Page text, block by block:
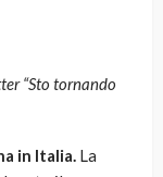
“Sto tornando
in Italia. La